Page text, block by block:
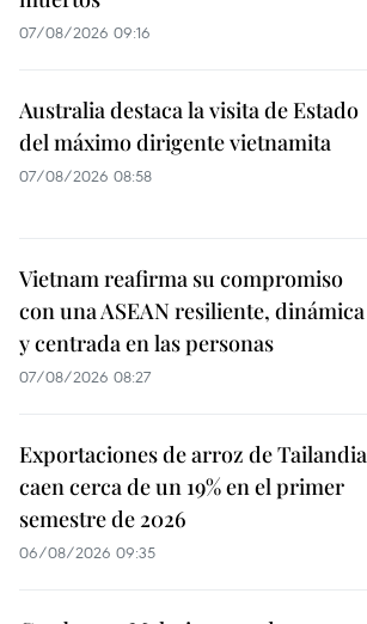
07/08/2026 09:16
Australia destaca la visita de Estado
del máximo dirigente vietnamita
07/08/2026 08:58
Vietnam reafirma su compromiso
con una ASEAN resiliente, dinámica
y centrada en las personas
07/08/2026 08:27
Exportaciones de arroz de Tailandia
caen cerca de un 19% en el primer
semestre de 2026
06/08/2026 09:35